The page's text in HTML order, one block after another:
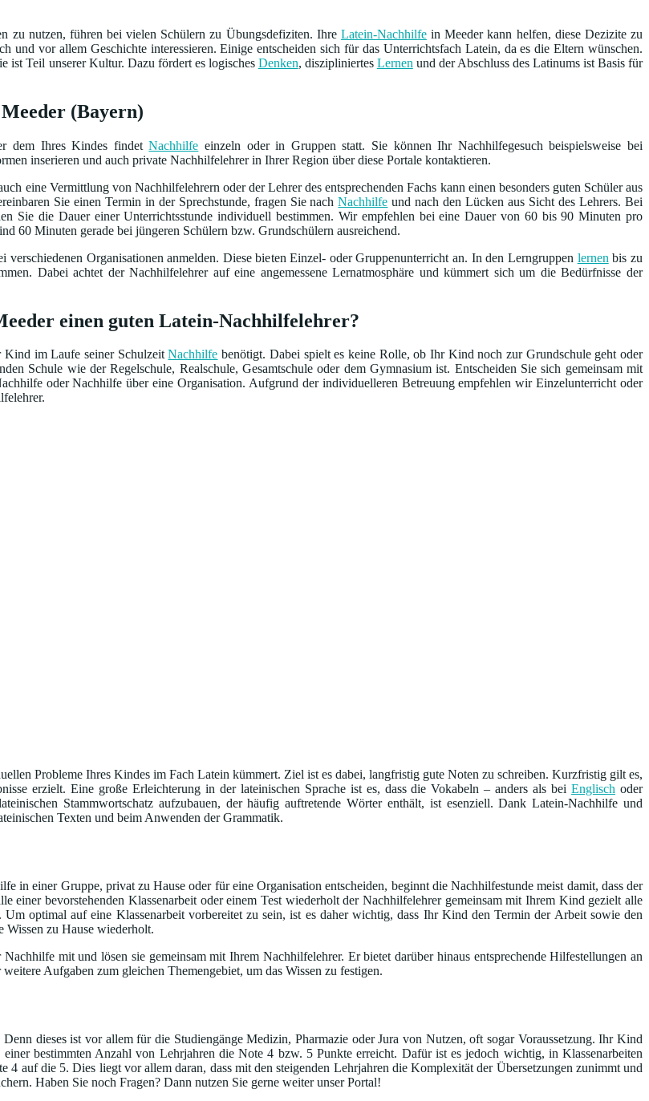
zu nutzen, führen bei vielen Schülern zu Übungsdefiziten. Ihre Latein-Nachhilfein Meeder kann helfen, diese Dezizite zu
und vor allem Geschichte interessieren. Einige entscheiden sich für das Unterrichtsfach Latein, da es die Eltern wünschen.
ist Teil unserer Kultur. Dazu fördert es logisches Denken, diszipliniertes Lernen und der Abschluss des Latinums ist Basis für
(Bayern)
dem Ihres Kindes findetNachhilfe einzeln oder in Gruppen statt. Sie können Ihr Nachhilfegesuch beispielsweise bei
inserieren und auch private Nachhilfelehrer in Ihrer Region über diese Portale kontaktieren.
eine Vermittlung von Nachhilfelehrern oder der Lehrer des entsprechenden Fachs kann einen besonders guten Schüler aus
Sie einen Termin in der Sprechstunde, fragen Sie nachNachhilfe und nach den Lücken aus Sicht des Lehrers. Bei
Sie die Dauer einer Unterrichtsstunde individuell bestimmen. Wir empfehlen bei eine Dauer von 60 bis 90 Minuten pro
60 Minuten gerade bei jüngeren Schülern bzw. Grundschülern ausreichend.
verschiedenen Organisationen anmelden. Diese bieten Einzel- oder Gruppenunterricht an. In den Lerngruppen lernen bis zu
Dabei achtet der Nachhilfelehrer auf eine angemessene Lernatmosphäre und kümmert sich um die Bedürfnisse der
einen guten Latein-Nachhilfelehrer?
Kind im Laufe seiner SchulzeitNachhilfe benötigt. Dabei spielt es keine Rolle, ob Ihr Kind noch zur Grundschule geht oder
Schule wie der Regelschule, Realschule, Gesamtschule oder dem Gymnasium ist. Entscheiden Sie sich gemeinsam mit
oder Nachhilfe über eine Organisation. Aufgrund der individuelleren Betreuung empfehlen wir Einzelunterricht oder
Probleme Ihres Kindes im Fach Latein kümmert. Ziel ist es dabei, langfristig gute Noten zu schreiben. Kurzfristig gilt es,
erzielt. Eine große Erleichterung in der lateinischen Sprache ist es, dass die Vokabeln – anders als beiEnglisch oder
Stammwortschatz aufzubauen, der häufig auftretende Wörter enthält, ist esenziell. Dank Latein-Nachhilfe und
Texten und beim Anwenden der Grammatik.
einer Gruppe, privat zu Hause oder für eine Organisation entscheiden, beginnt die Nachhilfestunde meist damit, dass der
einer bevorstehenden Klassenarbeit oder einem Test wiederholt der Nachhilfelehrer gemeinsam mit Ihrem Kind gezielt alle
optimal auf eine Klassenarbeit vorbereitet zu sein, ist es daher wichtig, dass Ihr Kind den Termin der Arbeit sowie den
zu Hause wiederholt.
mit und lösen sie gemeinsam mit Ihrem Nachhilfelehrer. Er bietet darüber hinaus entsprechende Hilfestellungen an
Aufgaben zum gleichen Themengebiet, um das Wissen zu festigen.
dieses ist vor allem für die Studiengänge Medizin, Pharmazie oder Jura von Nutzen, oft sogar Voraussetzung. Ihr Kind
bestimmten Anzahl von Lehrjahren die Note 4 bzw. 5 Punkte erreicht. Dafür ist es jedoch wichtig, in Klassenarbeiten
4 auf die 5. Dies liegt vor allem daran, dass mit den steigenden Lehrjahren die Komplexität der Übersetzungen zunimmt und
Haben Sie noch Fragen? Dann nutzen Sie gerne weiter unser Portal!